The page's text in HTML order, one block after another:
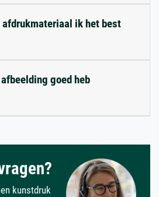
ik het best
goed heb
kunstdruk